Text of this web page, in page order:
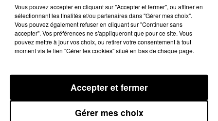
29 avril 2024 - 4 min 21 sec
LES INFOS DU TARN ET GARONNE DU
29/04/2024 À 09H00
Podcasts infos du Tarn et Garonne
Vous pouvez accepter en cliquant sur "Accepter et fermer", ou affiner en
sélectionnant les finalités et/ou partenaires dans "Gérer mes choix".
Vous pouvez également refuser en cliquant sur "Continuer sans
accepter". Vos préférences ne s'appliqueront que pour ce site. Vous
pouvez mettre à jour vos choix, ou retirer votre consentement à tout
moment via le lien "Gérer les cookies" situé en bas de chaque page.
Gérer mes choix
Accepter et fermer